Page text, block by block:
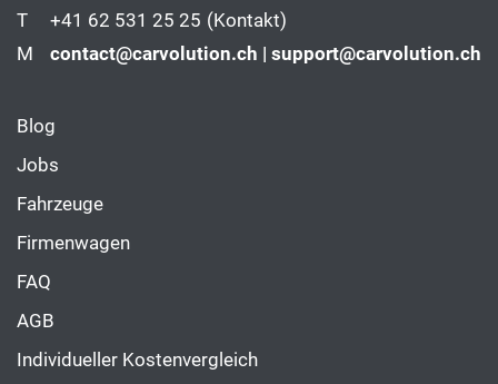
T +41 62 531 25 25 (Kontakt)
M
contact@carvolution.ch | support@carvolution.ch
Blog
Jobs
Fahrzeuge
Firmenwagen
FAQ
AGB
Individueller Kostenvergleich